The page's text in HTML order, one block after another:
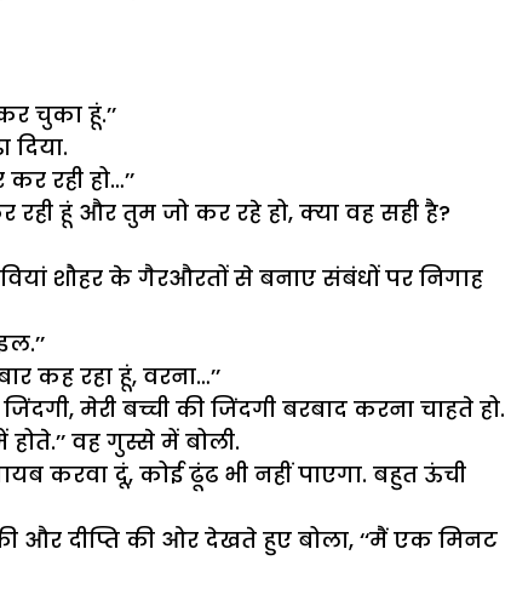
चुका हूं.’’
रही हो…’’
रही हूं और तुम जो कर रहे हो, क्या वह सही है?
शौहर के गैरऔरतों से बनाए संबंधों पर निगाह
कह रहा हूं, वरना…’’
मेरी बच्ची की जिंदगी बरबाद करना चाहते हो.
वह गुस्से में बोली.
करवा दूं, कोई ढूंढ भी नहीं पाएगा. बहुत ऊंची
दीप्ति की ओर देखते हुए बोला, ‘‘मैं एक मिनट